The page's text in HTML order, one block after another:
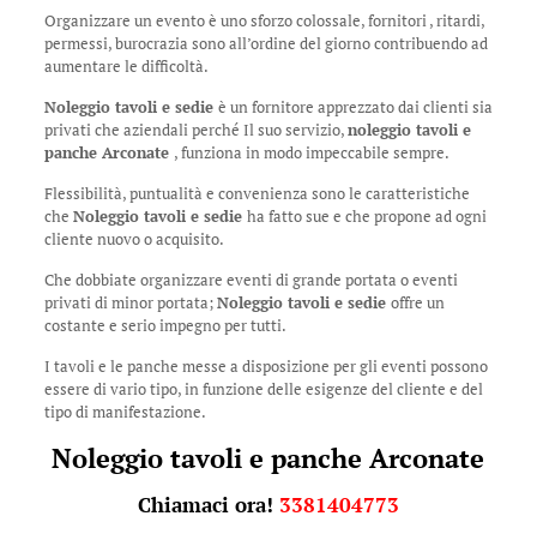
Organizzare un evento è uno sforzo colossale, fornitori , ritardi,
permessi, burocrazia sono all’ordine del giorno contribuendo ad
aumentare le difficoltà.
Noleggio tavoli e sedie è un fornitore apprezzato dai clienti sia
privati che aziendali perché Il suo servizio,noleggio tavoli e
panche Arconate , funziona in modo impeccabile sempre.
Flessibilità, puntualità e convenienza sono le caratteristiche
che Noleggio tavoli e sedie ha fatto sue e che propone ad ogni
cliente nuovo o acquisito.
Che dobbiate organizzare eventi di grande portata o eventi
privati di minor portata;Noleggio tavoli e sedie offre un
costante e serio impegno per tutti.
I tavoli e le panche messe a disposizione per gli eventi possono
essere di vario tipo, in funzione delle esigenze del cliente e del
tipo di manifestazione.
Noleggio tavoli e panche Arconate
Chiamaci ora! 3381404773